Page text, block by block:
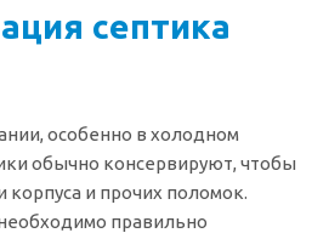
септика
особенно в холодном
обычно консервируют, чтобы
и прочих поломок.
правильно